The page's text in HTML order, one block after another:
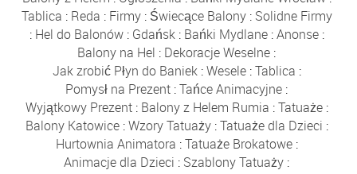
Tablica : Reda : Firmy: Świecące Balony: Solidne Firmy
: Hel do Balonów: Gdańsk: Bańki Mydlane:Anonse:
Balony na Hel : Dekoracje Weselne :
Jak zrobić Płyn do Baniek:Wesele:Tablica :
Pomysł na Prezent :Tańce Animacyjne :
Wyjątkowy Prezent: Balony z Helem Rumia :Tatuaże:
Balony Katowice:Wzory Tatuaży:Tatuaże dla Dzieci :
Hurtownia Animatora :Tatuaże Brokatowe:
Animacje dla Dzieci : Szablony Tatuaży :